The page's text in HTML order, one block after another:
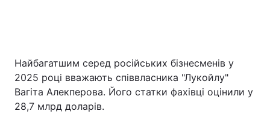
Найбагатшим серед російських бізнесменів у
2025 році вважають співвласника "Лукойлу"
Вагіта Алекперова. Його статки фахівці оцінили у
28,7 млрд доларів.